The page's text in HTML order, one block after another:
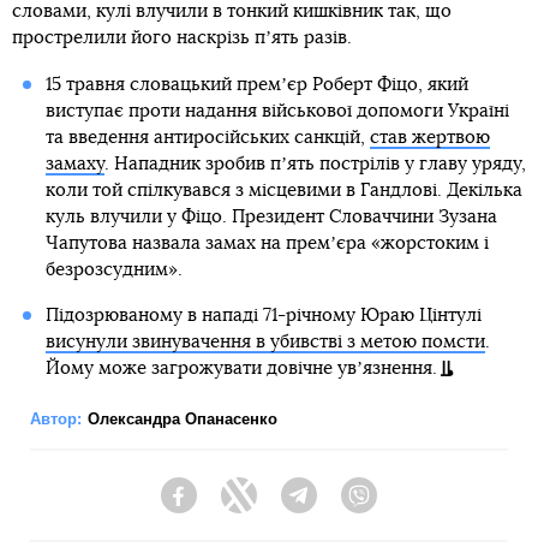
словами, кулі влучили в тонкий кишківник так, що
прострелили його наскрізь пʼять разів.
15 травня словацький премʼєр Роберт Фіцо, який
виступає проти надання військової допомоги Україні
та введення антиросійських санкцій, став жертвою
замаху. Нападник зробив пʼять пострілів у главу уряду,
коли той спілкувався з місцевими в Гандлові. Декілька
куль влучили у Фіцо. Президент Словаччини Зузана
Чапутова назвала замах на премʼєра «жорстоким і
безрозсудним».
Підозрюваному в нападі 71-річному Юраю Цінтулі
висунули звинувачення в убивстві з метою помсти.
Йому може загрожувати довічне увʼязнення.
Автор: Олександра Опанасенко
FacebookTwitter Telegram